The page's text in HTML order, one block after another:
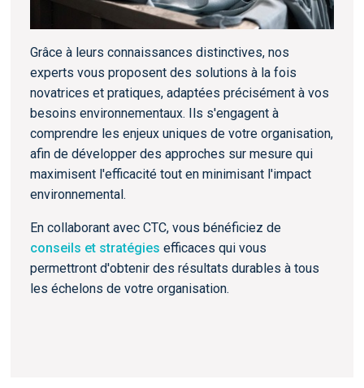
Grâce à leurs connaissances distinctives, nos
experts vous proposent des solutions à la fois
novatrices et pratiques, adaptées précisément à vos
besoins environnementaux. Ils s'engagent à
comprendre les enjeux uniques de votre organisation,
afin de développer des approches sur mesure qui
maximisent l'efficacité tout en minimisant l'impact
environnemental.
En collaborant avec CTC, vous bénéficiez de
conseils et stratégies efficaces qui vous
permettront d'obtenir des résultats durables à tous
les échelons de votre organisation.